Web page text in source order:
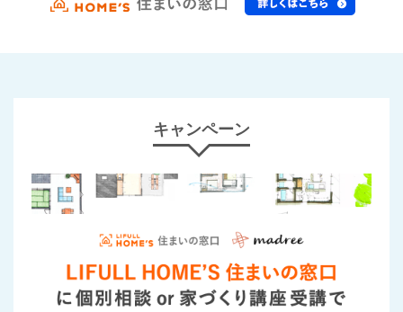
キャンペーン